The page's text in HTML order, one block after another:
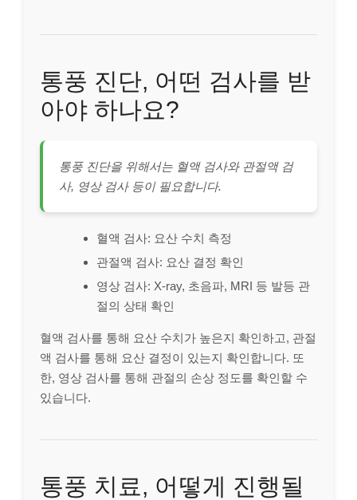
통풍 진단, 어떤 검사를 받
아야 하나요?
통풍 진단을 위해서는 혈액 검사와 관절액 검
사, 영상 검사 등이 필요합니다.
혈액 검사: 요산 수치 측정
관절액 검사: 요산 결정 확인
영상 검사: X-ray, 초음파, MRI 등 발등 관
절의 상태 확인
혈액 검사를 통해 요산 수치가 높은지 확인하고, 관절
액 검사를 통해 요산 결정이 있는지 확인합니다. 또
한, 영상 검사를 통해 관절의 손상 정도를 확인할 수
있습니다.
통풍 치료, 어떻게 진행될